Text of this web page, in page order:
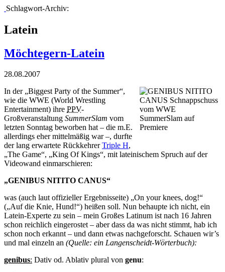
Schlagwort-Archiv:
Latein
Möchtegern-Latein
28.08.2007
In der „Biggest Party of the Summer“,
wie die WWE (World Wrestling
Entertainment) ihre PPV-
Großveranstaltung SummerSlam vom
letzten Sonntag beworben hat – die m.E.
allerdings eher mittelmäßig war –, durfte
der lang erwartete RückkehrerTriple H,
„The Game“, „King Of Kings“, mit lateinischem Spruch auf der
Videowand einmarschieren:
„GENIBUS NITITO CANUS“
was (auch lautoffizieller Ergebnisseite) „On your knees, dog!“
(„Auf die Knie, Hund!“) heißen soll. Nun behaupte ich nicht, ein
Latein-Experte zu sein – mein Großes Latinum ist nach 16 Jahren
schon reichlich eingerostet – aber dass da was nicht stimmt, hab ich
schon noch erkannt – und dann etwas nachgeforscht. Schauen wir’s
und mal einzeln an (Quelle: ein Langenscheidt-Wörterbuch):
genibus: Dativ od. Ablativ plural von genu: